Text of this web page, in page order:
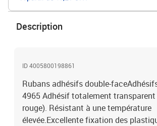
Description
ID 4005800198861
Rubans adhésifs double-
4965 Adhésif totalement
rouge). Résistant à une température
élevée.Excellente fixation des